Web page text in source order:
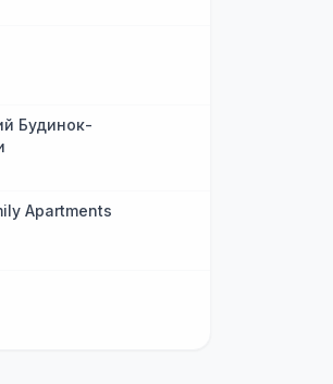
Будинок-
Apartments